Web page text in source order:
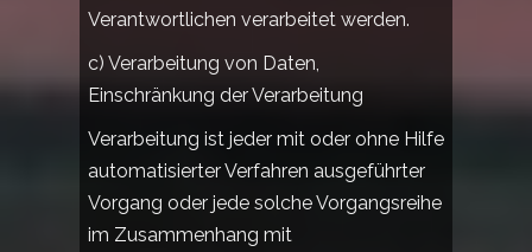
Verantwortlichen verarbeitet werden.
c) Verarbeitung von Daten,
Einschränkung der Verarbeitung
Verarbeitung ist jeder mit oder ohne Hilfe
automatisierter Verfahren ausgeführter
Vorgang oder jede solche Vorgangsreihe
im Zusammenhang mit